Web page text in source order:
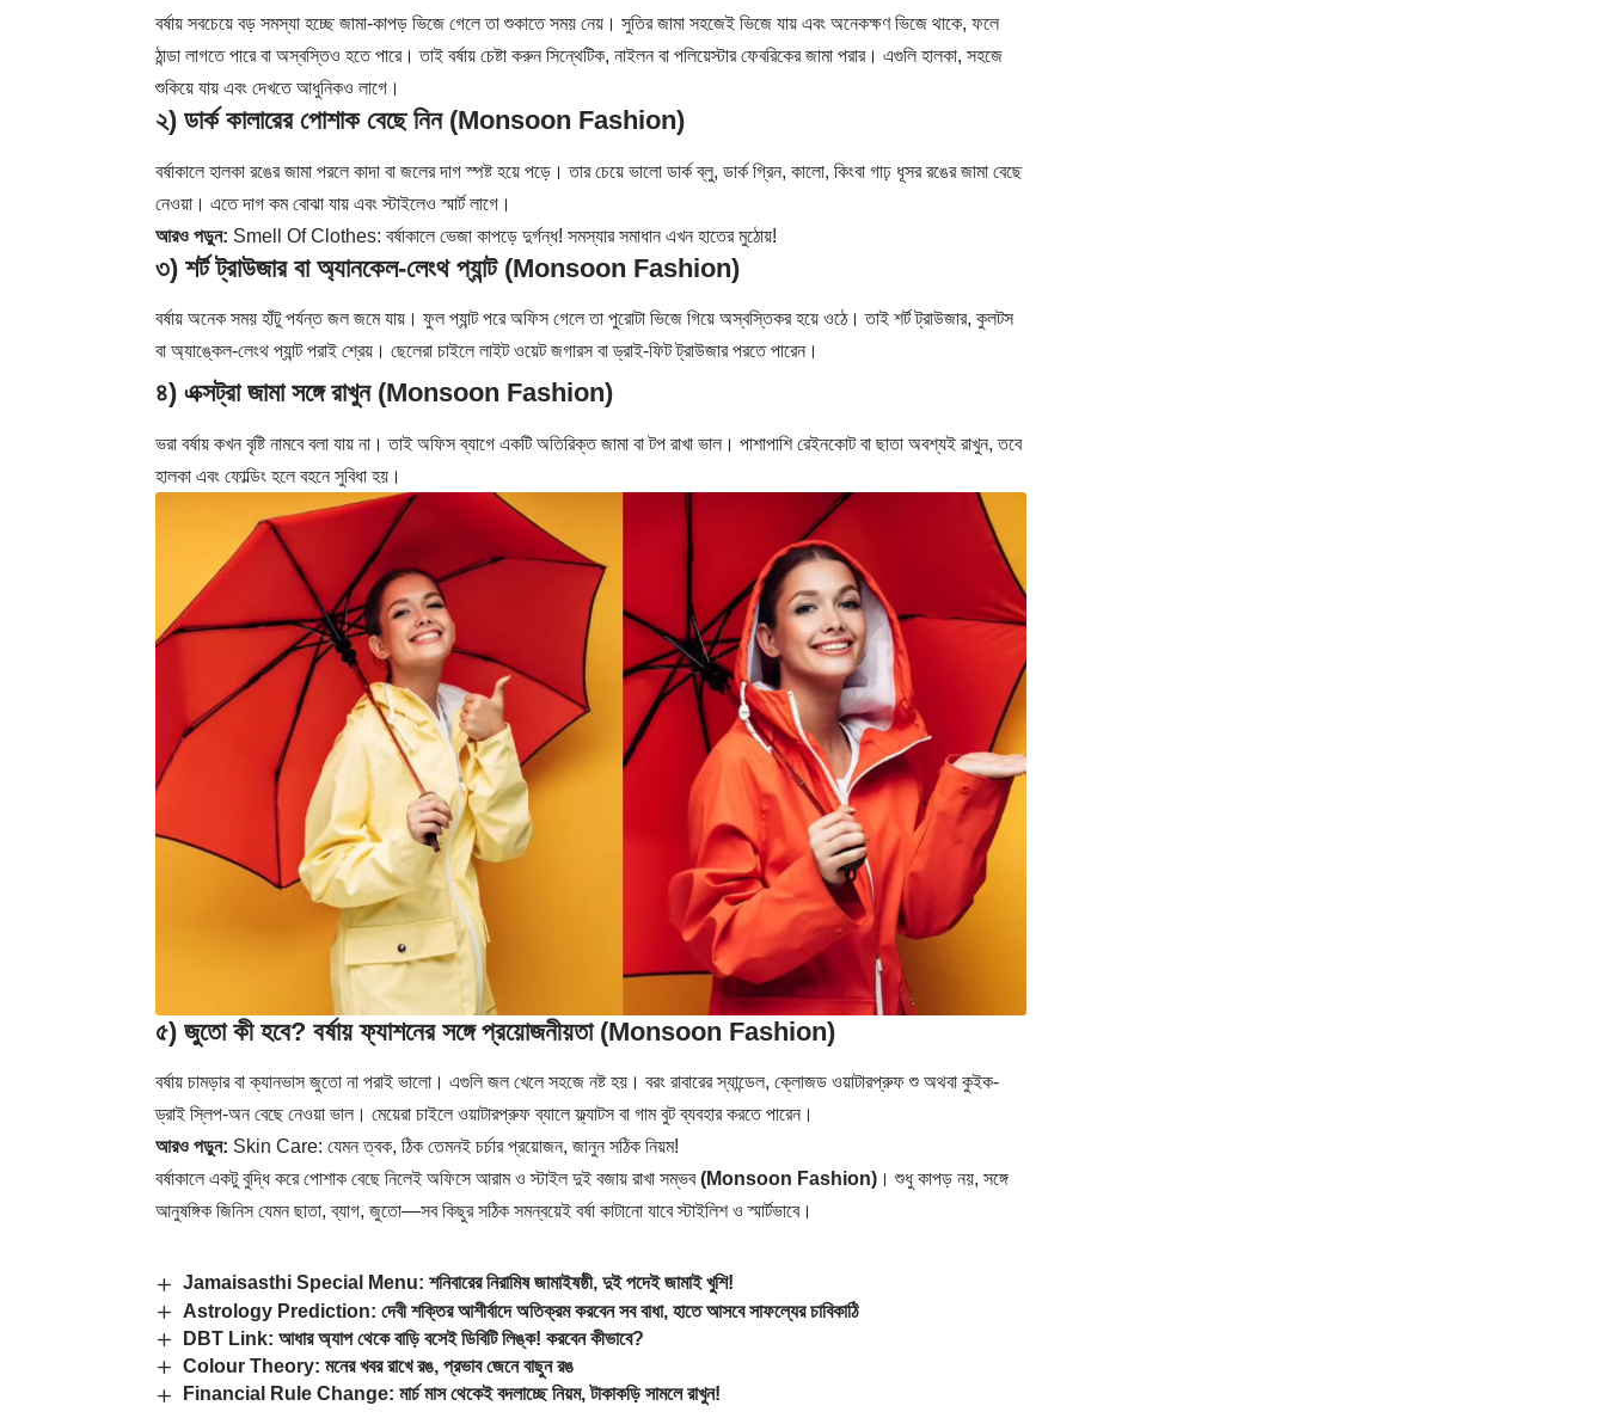
বর্ষায় সবচেয়ে বড় সমস্যা হচ্ছে জামা-কাপড় ভিজে গেলে তা শুকাতে সময় নেয়। সুতির জামা সহজেই ভিজে যায় এবং অনেকক্ষণ ভিজে থাকে, ফলে
ঠান্ডা লাগতে পারে বা অস্বস্তিও হতে পারে। তাই বর্ষায় চেষ্টা করুন সিন্থেটিক, নাইলন বা পলিয়েস্টার ফেবরিকের জামা পরার। এগুলি হালকা, সহজে
শুকিয়ে যায় এবং দেখতে আধুনিকও লাগে।
২) ডার্ক কালারের পোশাক বেছে নিন (Monsoon Fashion)
বর্ষাকালে হালকা রঙের জামা পরলে কাদা বা জলের দাগ স্পষ্ট হয়ে পড়ে। তার চেয়ে ভালো ডার্ক ব্লু, ডার্ক গ্রিন, কালো, কিংবা গাঢ় ধূসর রঙের জামা বেছে
নেওয়া। এতে দাগ কম বোঝা যায় এবং স্টাইলেও স্মার্ট লাগে।
আরও পড়ুন: Smell Of Clothes: বর্ষাকালে ভেজা কাপড়ে দুর্গন্ধ! সমস্যার সমাধান এখন হাতের মুঠোয়!
৩) শর্ট ট্রাউজার বা অ্যানকেল-লেংথ প্যান্ট (Monsoon Fashion)
বর্ষায় অনেক সময় হাঁটু পর্যন্ত জল জমে যায়। ফুল প্যান্ট পরে অফিস গেলে তা পুরোটা ভিজে গিয়ে অস্বস্তিকর হয়ে ওঠে। তাই শর্ট ট্রাউজার, কুলটস
বা অ্যাঙ্কেল-লেংথ প্যান্ট পরাই শ্রেয়। ছেলেরা চাইলে লাইট ওয়েট জগারস বা ড্রাই-ফিট ট্রাউজার পরতে পারেন।
৪) এক্সট্রা জামা সঙ্গে রাখুন (Monsoon Fashion)
ভরা বর্ষায় কখন বৃষ্টি নামবে বলা যায় না। তাই অফিস ব্যাগে একটি অতিরিক্ত জামা বা টপ রাখা ভাল। পাশাপাশি রেইনকোট বা ছাতা অবশ্যই রাখুন, তবে
হালকা এবং ফোল্ডিং হলে বহনে সুবিধা হয়।
৫) জুতো কী হবে? বর্ষায় ফ্যাশনের সঙ্গে প্রয়োজনীয়তা (Monsoon Fashion)
বর্ষায় চামড়ার বা ক্যানভাস জুতো না পরাই ভালো। এগুলি জল খেলে সহজে নষ্ট হয়। বরং রাবারের স্যান্ডেল, ক্লোজড ওয়াটারপ্রুফ শু অথবা কুইক-
ড্রাই স্লিপ-অন বেছে নেওয়া ভাল। মেয়েরা চাইলে ওয়াটারপ্রুফ ব্যালে ফ্ল্যাটস বা গাম বুট ব্যবহার করতে পারেন।
আরও পড়ুন: Skin Care: যেমন ত্বক, ঠিক তেমনই চর্চার প্রয়োজন, জানুন সঠিক নিয়ম!
বর্ষাকালে একটু বুদ্ধি করে পোশাক বেছে নিলেই অফিসে আরাম ও স্টাইল দুই বজায় রাখা সম্ভব(Monsoon Fashion) । শুধু কাপড় নয়, সঙ্গে
আনুষঙ্গিক জিনিস যেমন ছাতা, ব্যাগ, জুতো—সব কিছুর সঠিক সমন্বয়েই বর্ষা কাটানো যাবে স্টাইলিশ ও স্মার্টভাবে।
Jamaisasthi Special Menu: শনিবারের নিরামিষ জামাইষষ্ঠী, দুই পদেই জামাই খুশি!
Astrology Prediction: দেবী শক্তির আশীর্বাদে অতিক্রম করবেন সব বাধা, হাতে আসবে সাফল্যের চাবিকাঠি
DBT Link: আধার অ্যাপ থেকে বাড়ি বসেই ডিবিটি লিঙ্ক! করবেন কীভাবে?
Colour Theory: মনের খবর রাখে রঙ, প্রভাব জেনে বাছুন রঙ
Financial Rule Change: মার্চ মাস থেকেই বদলাচ্ছে নিয়ম, টাকাকড়ি সামলে রাখুন!